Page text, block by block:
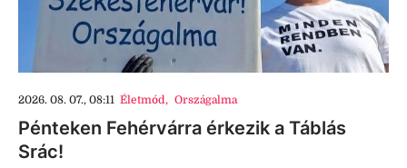
2026. 08. 07., 08:11 Életmód, Országalma
Pénteken Fehérvárra érkezik a Táblás
Srác!